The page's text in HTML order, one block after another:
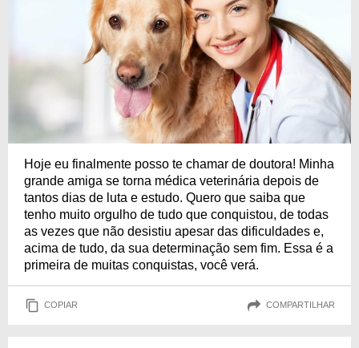
Hoje eu finalmente posso te chamar de doutora! Minha
grande amiga se torna médica veterinária depois de
tantos dias de luta e estudo. Quero que saiba que
tenho muito orgulho de tudo que conquistou, de todas
as vezes que não desistiu apesar das dificuldades e,
acima de tudo, da sua determinação sem fim. Essa é a
primeira de muitas conquistas, você verá.
COPIAR COMPARTILHAR